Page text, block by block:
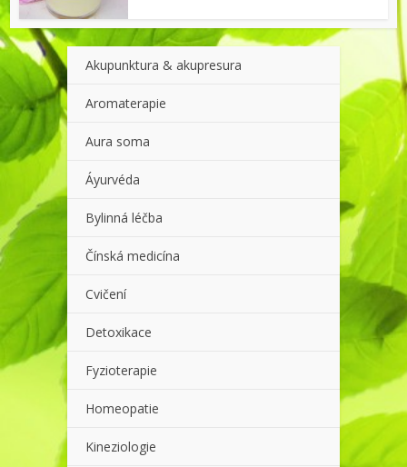
Akupunktura & akupresura
Aromaterapie
Aura soma
Áyurvéda
Bylinná léčba
Čínská medicína
Cvičení
Detoxikace
Fyzioterapie
Homeopatie
Kineziologie